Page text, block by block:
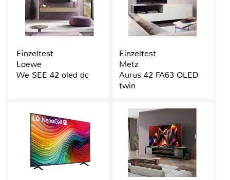
Einzeltest
Loewe
We SEE 42 oled dc
Einzeltest
Metz
Aurus 42 FA63 OLED
twin